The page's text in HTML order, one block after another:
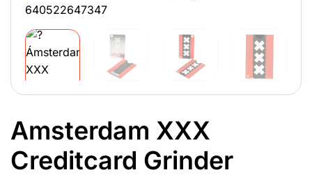
Amsterdam XXX
Creditcard Grinder